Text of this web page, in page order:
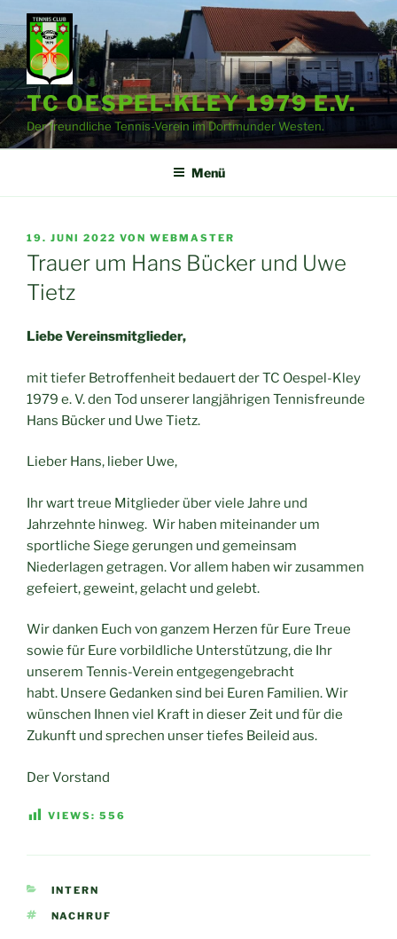
Zum
Inhalt
springen
TC OESPEL-KLEY 1979 E.V.
Der freundliche Tennis-Verein im Dortmunder Westen.
Menü
VERÖFFENTLICHT
AM
19. JUNI 2022 VON WEBMASTER
Trauer um Hans Bücker und Uwe
Tietz
Liebe Vereinsmitglieder,
mit tiefer Betroffenheit bedauert der TC Oespel-Kley
1979 e. V. den Tod unserer langjährigen Tennisfreunde
Hans Bücker und Uwe Tietz.
Lieber Hans, lieber Uwe,
Ihr wart treue Mitglieder über viele Jahre und
Jahrzehnte hinweg. Wir haben miteinander um
sportliche Siege gerungen und gemeinsam
Niederlagen getragen. Vor allem haben wir zusammen
gefeiert, geweint, gelacht und gelebt.
Wir danken Euch von ganzem Herzen für Eure Treue
sowie für Eure vorbildliche Unterstützung, die Ihr
unserem Tennis-Verein entgegengebracht
habt. Unsere Gedanken sind bei Euren Familien. Wir
wünschen Ihnen viel Kraft in dieser Zeit und für die
Zukunft und sprechen unser tiefes Beileid aus.
Der Vorstand
VIEWS: 556
KATEGORIEN
INTERN
SCHLAGWÖRTER
NACHRUF